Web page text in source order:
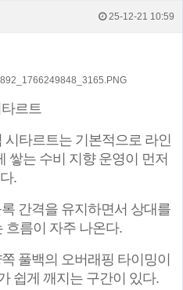
25-12-21 10:59
타르트
시타르트는 기본적으로 라인
쌓는 수비 지향 운영이 먼저
다.
간격을 유지하면서 상대를
흐름이 자주 나온다.
풀백의 오버래핑 타이밍이
쉽게 깨지는 구간이 있다.